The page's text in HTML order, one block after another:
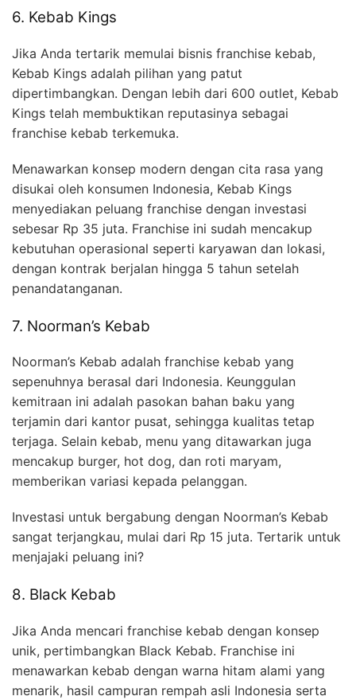
6. Kebab Kings
Jika Anda tertarik memulai bisnis franchise kebab,
Kebab Kings adalah pilihan yang patut
dipertimbangkan. Dengan lebih dari 600 outlet, Kebab
Kings telah membuktikan reputasinya sebagai
franchise kebab terkemuka.
Menawarkan konsep modern dengan cita rasa yang
disukai oleh konsumen Indonesia, Kebab Kings
menyediakan peluang franchise dengan investasi
sebesar Rp 35 juta. Franchise ini sudah mencakup
kebutuhan operasional seperti karyawan dan lokasi,
dengan kontrak berjalan hingga 5 tahun setelah
penandatanganan.
7. Noorman’s Kebab
Noorman’s Kebab adalah franchise kebab yang
sepenuhnya berasal dari Indonesia. Keunggulan
kemitraan ini adalah pasokan bahan baku yang
terjamin dari kantor pusat, sehingga kualitas tetap
terjaga. Selain kebab, menu yang ditawarkan juga
mencakup burger, hot dog, dan roti maryam,
memberikan variasi kepada pelanggan.
Investasi untuk bergabung dengan Noorman’s Kebab
sangat terjangkau, mulai dari Rp 15 juta. Tertarik untuk
menjajaki peluang ini?
8. Black Kebab
Jika Anda mencari franchise kebab dengan konsep
unik, pertimbangkan Black Kebab. Franchise ini
menawarkan kebab dengan warna hitam alami yang
menarik, hasil campuran rempah asli Indonesia serta